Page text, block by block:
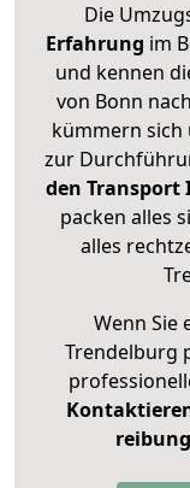
Die
Erfahrung im
und kennen
von Bonn
kümmern sich
zur
den Transport
packen alles
alles
Wenn Sie
Trendelburg